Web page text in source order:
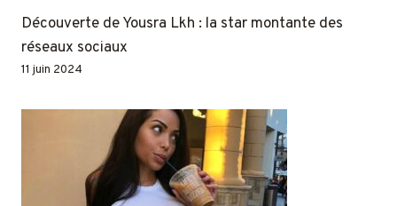
Découverte de Yousra Lkh : la star montante des
réseaux sociaux
11 juin 2024